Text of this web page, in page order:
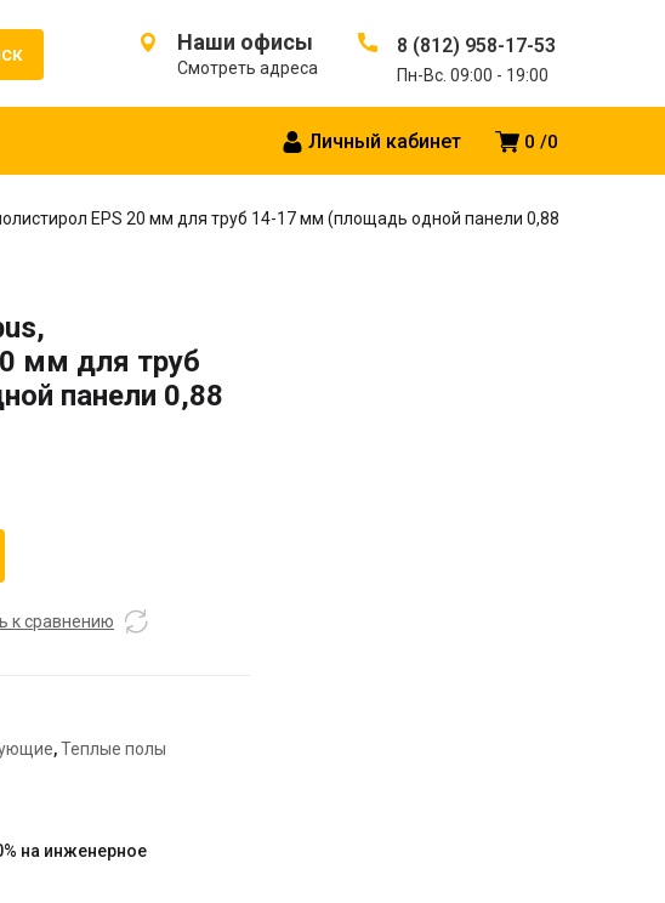
Наши офисы
Смотреть адреса
8 (812) 958-17-53
Пн-Вс. 09:00 - 19:00
0 0
Личный кабинет
EPS 20 мм для труб 14-17 мм (площадь одной панели 0,88
мм для труб
панели 0,88
к сравнению
,Теплые полы
на инженерное